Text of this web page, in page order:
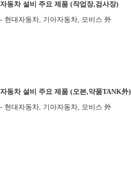
자동차 설비 주요 제품 (작업장,검사장)
- 현대자동차, 기아자동차, 모비스 外
자동차 설비 주요 제품 (오븐,약품TANK外)
- 현대자동차, 기아자동차, 모비스 外